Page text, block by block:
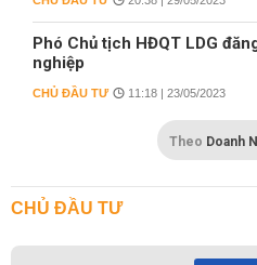
Phó Chủ tịch HĐQT LDG
nghiệp
CHỦ ĐẦU TƯ 11:18 | 23/05/2023
Theo Doanh
CHỦ ĐẦU TƯ